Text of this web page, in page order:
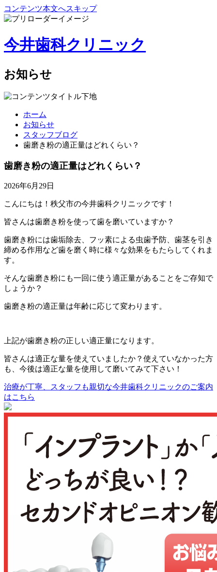
コンテンツ本文へスキップ
今井歯科クリニック
お知らせ
ホーム
お知らせ
スタッフブログ
歯磨き粉の適正量はどれくらい？
歯磨き粉の適正量はどれくらい？
2026年6月29日
こんにちは！秩父市の今井歯科クリニックです！
皆さんは歯磨き粉を使って歯を磨いていますか？
歯磨き粉には歯垢除去、フッ素による虫歯予防、歯茎を引き
締める作用など歯を磨く時に様々な効果をもたらしてくれま
す。
そんな歯磨き粉にも一回に使う適正量があることをご存知で
しょうか？
歯磨き粉の適正量は年齢に応じて変わります。
上記が歯磨き粉の正しい適正量になります。
皆さんは適正な量を使えていましたか？使えていなかった方
も、今後は適正な量を使用して磨いてみて下さい！
治療が丁寧、スタッフも親切な今井歯科クリニックのご案内
はこちら